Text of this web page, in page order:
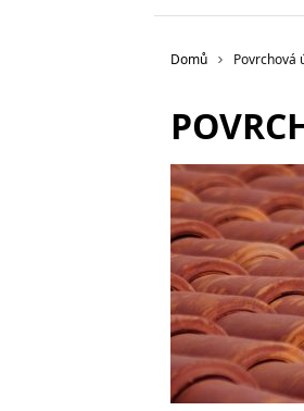
Domů Povrchová